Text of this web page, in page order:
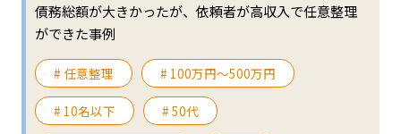
債務総額が大きかったが、依頼者が高収入で任意整理
ができた事例
# 任意整理 # 100万円〜500万円
# 10名以下 # 50代